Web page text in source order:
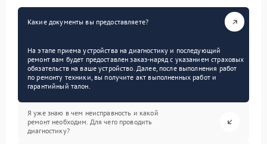
Какие документы вы предоставляете?
На этапе приема устройства на диагностику и последующий
ремонт вам будет предоставлен заказ-наряд с указанием страховых
обязательств на ваше устройство. Далее, после выполнения работ
по ремонту техники, вы получите акт выполненных работ и
гарантийный талон.
Я уже знаю в чем неисправность и какой
ремонт необходим. Для чего проводить
диагностику?